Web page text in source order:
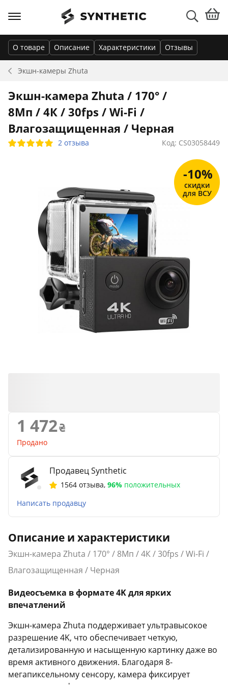
Экшн-камеры Zhuta
О товаре Описание Характеристики Отзывы
Экшн-камера Zhuta / 170° /
8Мп / 4К / 30fps / Wi-Fi /
Влагозащищенная / Черная
2 отзыва Код: CS03058449
-10%
скидки
для ВСУ
1 472
Продано
Продавец Synthetic
1564 отзыва, 96% положительных
Написать продавцу
Описание и характеристики
Экшн-камера Zhuta / 170° / 8Мп / 4К / 30fps / Wi-Fi /
Влагозащищенная / Черная
Видеосъемка в формате 4K для ярких
впечатлений
Экшн-камера Zhuta поддерживает ультравысокое
разрешение 4K, что обеспечивает четкую,
детализированную и насыщенную картинку даже во
время активного движения. Благодаря 8-
мегапиксельному сенсору, камера фиксирует